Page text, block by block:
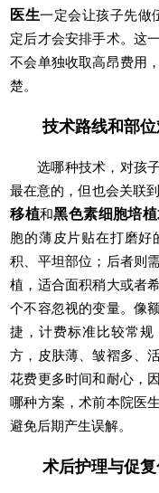
医生一定会让孩子先做
定后才会安排手术。这
不会单独收取高昂费用
楚。
技术路线和部
选哪种技术，对孩
最在意的，但也会关联
移植和黑色素细胞培
胞的薄皮片贴在打磨好
积、平坦部位；后者则
植，适合面积稍大或者
个不容忽视的变量。像
捷，计费标准比较常规
方，皮肤薄、皱褶多、
花费更多时间和耐心，
哪种方案，术前本院医
避免后期产生误解。
术后护理与促